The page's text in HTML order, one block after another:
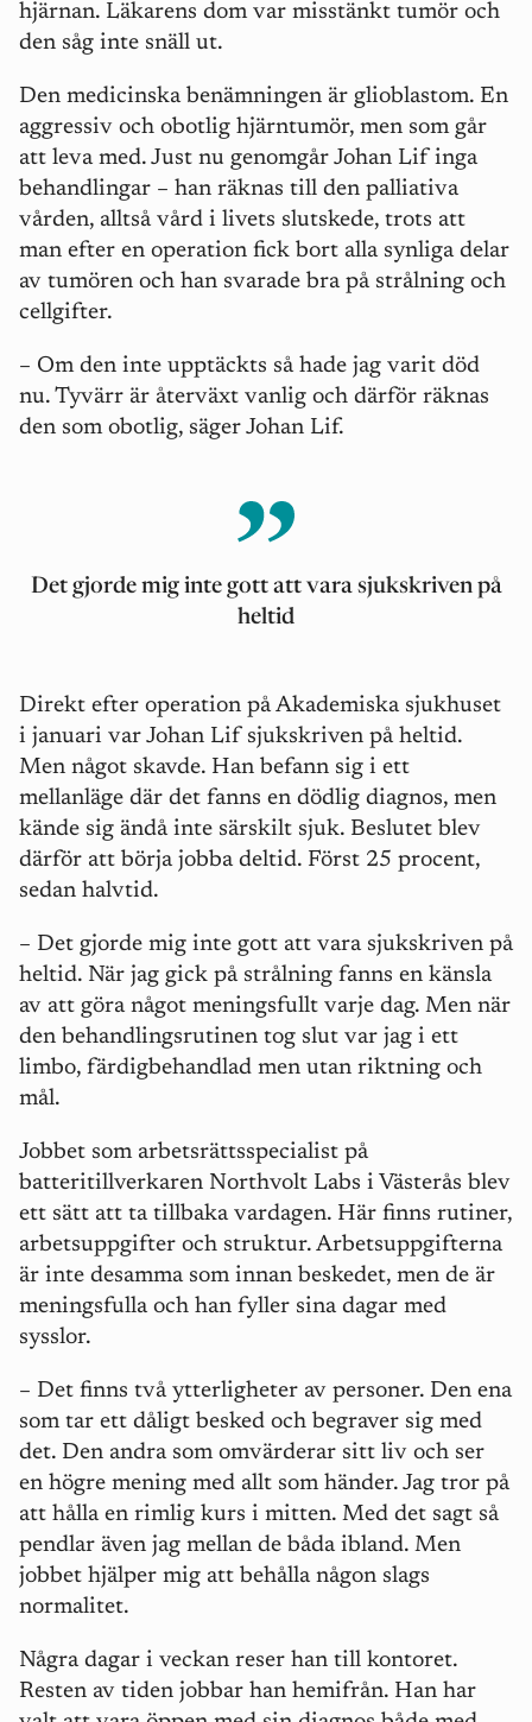
hjärnan. Läkarens dom var misstänkt tumör och
den såg inte snäll ut.
Den medicinska benämningen är glioblastom. En
aggressiv och obotlig hjärntumör, men som går
att leva med. Just nu genomgår Johan Lif inga
behandlingar – han räknas till den palliativa
vården, alltså vård i livets slutskede, trots att
man efter en operation fick bort alla synliga delar
av tumören och han svarade bra på strålning och
cellgifter.
– Om den inte upptäckts så hade jag varit död
nu. Tyvärr är återväxt vanlig och därför räknas
den som obotlig, säger Johan Lif.
Det gjorde mig inte gott att vara sjukskriven på
heltid
Direkt efter operation på Akademiska sjukhuset
i januari var Johan Lif sjukskriven på heltid.
Men något skavde. Han befann sig i ett
mellanläge där det fanns en dödlig diagnos, men
kände sig ändå inte särskilt sjuk. Beslutet blev
därför att börja jobba deltid. Först 25 procent,
sedan halvtid.
– Det gjorde mig inte gott att vara sjukskriven på
heltid. När jag gick på strålning fanns en känsla
av att göra något meningsfullt varje dag. Men när
den behandlingsrutinen tog slut var jag i ett
limbo, färdigbehandlad men utan riktning och
mål.
Jobbet som arbetsrättsspecialist på
batteritillverkaren Northvolt Labs i Västerås blev
ett sätt att ta tillbaka vardagen. Här finns rutiner,
arbetsuppgifter och struktur. Arbetsuppgifterna
är inte desamma som innan beskedet, men de är
meningsfulla och han fyller sina dagar med
sysslor.
– Det finns två ytterligheter av personer. Den ena
som tar ett dåligt besked och begraver sig med
det. Den andra som omvärderar sitt liv och ser
en högre mening med allt som händer. Jag tror på
att hålla en rimlig kurs i mitten. Med det sagt så
pendlar även jag mellan de båda ibland. Men
jobbet hjälper mig att behålla någon slags
normalitet.
Några dagar i veckan reser han till kontoret.
Resten av tiden jobbar han hemifrån. Han har